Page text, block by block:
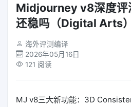
Midjourney v8深度评
还稳吗（Digital Arts）
海外评测编译
2026年05月16日
121 阅读
MJ v8三大新功能：3D